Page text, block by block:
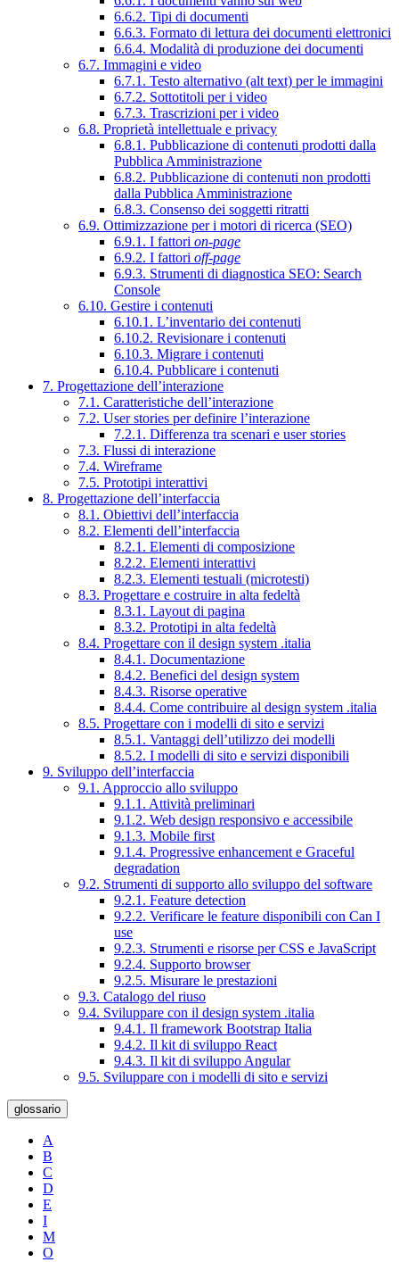
6.6.2. Tipi di documenti
6.6.3. Formato di lettura dei documenti elettronici
6.6.4. Modalità di produzione dei documenti
6.7. Immagini e video
6.7.1. Testo alternativo (alt text) per le immagini
6.7.2. Sottotitoli per i video
6.7.3. Trascrizioni per i video
6.8. Proprietà intellettuale e privacy
6.8.1. Pubblicazione di contenuti prodotti dalla
Pubblica Amministrazione
6.8.2. Pubblicazione di contenuti non prodotti
dalla Pubblica Amministrazione
6.8.3. Consenso dei soggetti ritratti
6.9. Ottimizzazione per i motori di ricerca (SEO)
6.9.1. I fattori on-page
6.9.2. I fattori off-page
6.9.3. Strumenti di diagnostica SEO: Search
Console
6.10. Gestire i contenuti
6.10.1. L’inventario dei contenuti
6.10.2. Revisionare i contenuti
6.10.3. Migrare i contenuti
6.10.4. Pubblicare i contenuti
7. Progettazione dell’interazione
7.1. Caratteristiche dell’interazione
7.2. User stories per definire l’interazione
7.2.1. Differenza tra scenari e user stories
7.3. Flussi di interazione
7.4. Wireframe
7.5. Prototipi interattivi
8. Progettazione dell’interfaccia
8.1. Obiettivi dell’interfaccia
8.2. Elementi dell’interfaccia
8.2.1. Elementi di composizione
8.2.2. Elementi interattivi
8.2.3. Elementi testuali (microtesti)
8.3. Progettare e costruire in alta fedeltà
8.3.1. Layout di pagina
8.3.2. Prototipi in alta fedeltà
8.4. Progettare con il design system .italia
8.4.1. Documentazione
8.4.2. Benefici del design system
8.4.3. Risorse operative
8.4.4. Come contribuire al design system .italia
8.5. Progettare con i modelli di sito e servizi
8.5.1. Vantaggi dell’utilizzo dei modelli
8.5.2. I modelli di sito e servizi disponibili
9. Sviluppo dell’interfaccia
9.1. Approccio allo sviluppo
9.1.1. Attività preliminari
9.1.2. Web design responsivo e accessibile
9.1.3. Mobile first
9.1.4. Progressive enhancement e Graceful
degradation
9.2. Strumenti di supporto allo sviluppo del software
9.2.1. Feature detection
9.2.2. Verificare le feature disponibili con Can I
use
9.2.3. Strumenti e risorse per CSS e JavaScript
9.2.4. Supporto browser
9.2.5. Misurare le prestazioni
9.3. Catalogo del riuso
9.4. Sviluppare con il design system .italia
9.4.1. Il framework Bootstrap Italia
9.4.2. Il kit di sviluppo React
9.4.3. Il kit di sviluppo Angular
9.5. Sviluppare con i modelli di sito e servizi
glossario
A
B
C
D
E
I
M
O